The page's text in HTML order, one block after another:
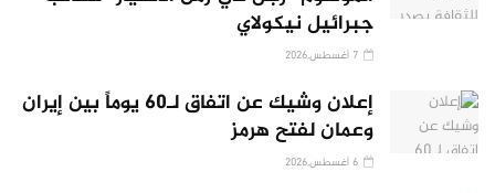
جبرائيل نيكولاي
7 أغسطس,2026
إعلان وشيك عن اتفاق لـ60 يوماً بين إيران
وعمان لفتح هرمز
6 أغسطس,2026